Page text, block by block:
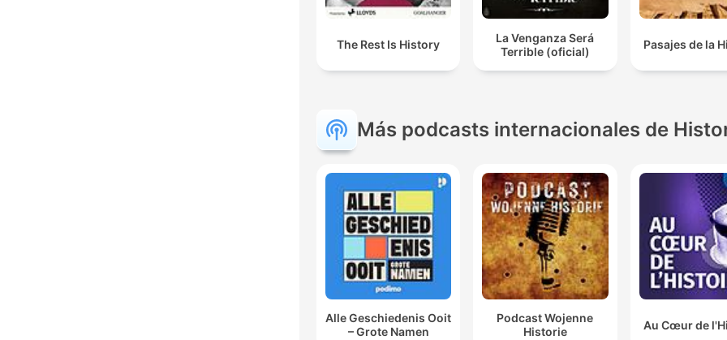
The Rest Is History
La Venganza Será
Terrible (oficial)
Pasajes de la
Más podcasts internacionales de
Alle Geschiedenis Ooit
– Grote Namen
Podcast Wojenne
Historie
Au Cœur de